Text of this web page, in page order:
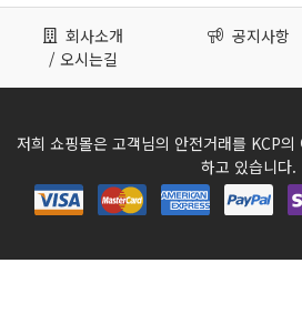
회사소개
/ 오시는길
공지사항
저희 쇼핑몰은 고객님의 안전거래를 KCP
하고 있습니다.